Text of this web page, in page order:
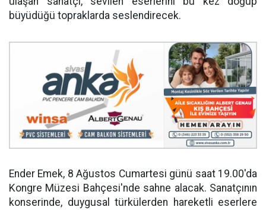
büyüdüğü topraklarda seslendirecek.
Ender Emek, 8 Ağustos Cumartesi günü saat 19.00'da
Kongre Müzesi Bahçesi'nde sahne alacak. Sanatçının
konserinde, duygusal türkülerden hareketli eserlere